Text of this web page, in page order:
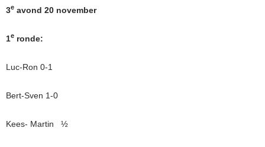
3e avond 20 november
1e ronde:
Luc-Ron 0-1
Bert-Sven 1-0
Kees- Martin ½